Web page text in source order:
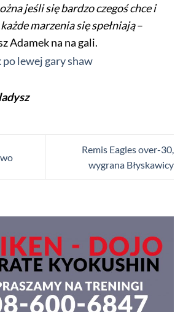
jeśli się bardzo czegoś chce i
marzenia się spełniają–
Adamek na na gali.
Remis Eagles over-30,
wygrana Błyskawicy